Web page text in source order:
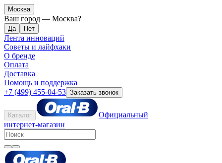
Москва
Ваш город — Москва?
Лента инноваций
Советы и лайфхаки
О бренде
Оплата
Доставка
Помощь и поддержка
+7 (499) 455-04-53 Заказать звонок
Каталог
Официальный
интернет-магазин